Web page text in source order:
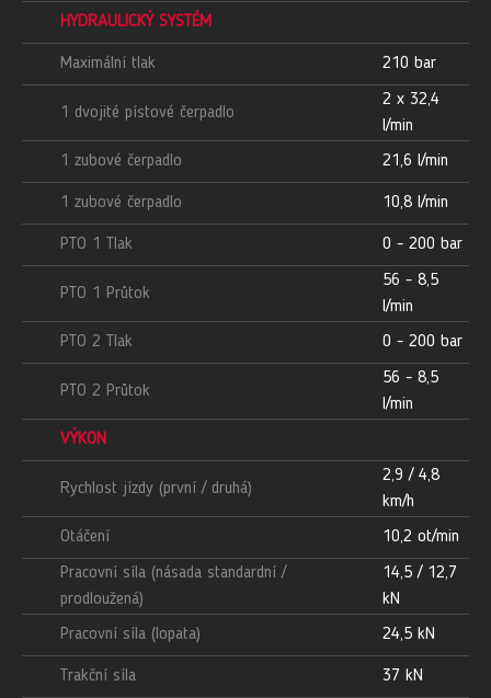
HYDRAULICKÝ SYSTÉM
Maximální tlak 210 bar
1 dvojité pístové čerpadlo
2 x 32,4
l/min
1 zubové čerpadlo
21,6 l/min
1 zubové čerpadlo 10,8 l/min
PTO 1 Tlak 0 - 200 bar
PTO 1 Průtok
56 - 8,5
l/min
PTO 2 Tlak
0 - 200 bar
PTO 2 Průtok
56 - 8,5
l/min
VÝKON
Rychlost jízdy (první / druhá)
2,9 / 4,8
km/h
Otáčení
10,2 ot/min
Pracovní síla (násada standardní /
prodloužená)
14,5 / 12,7
kN
Pracovní síla (lopata)
24,5 kN
Trakční síla 37 kN